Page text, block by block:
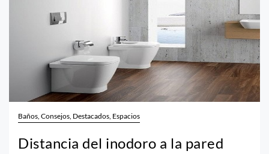
Baños, Consejos, Destacados, Espacios
Distancia del inodoro a la pared